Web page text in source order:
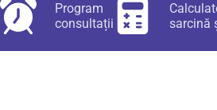
Program
consultații
sarcină